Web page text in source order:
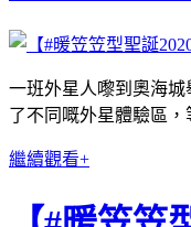
一班外星人嚟到奧海
了不同嘅外星體驗區，
繼續觀看+